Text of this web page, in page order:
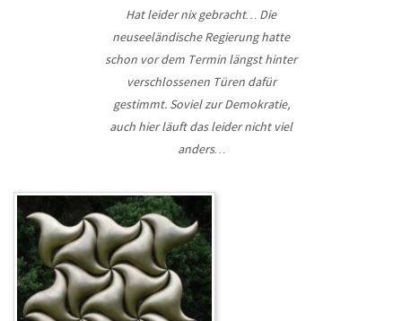
Hat leider nix gebracht… Die
neuseeländische Regierung hatte
schon vor dem Termin längst hinter
verschlossenen Türen dafür
gestimmt. Soviel zur Demokratie,
auch hier läuft das leider nicht viel
anders…